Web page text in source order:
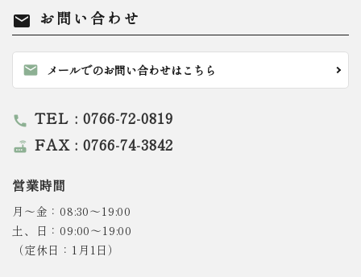
mail お問い合わせ
mail メールでのお問い合わせはこちら
call TEL : 0766-72-0819
router FAX : 0766-74-3842
営業時間
月～金：08:30～19:00
土、日：09:00～19:00
（定休日：1月1日）